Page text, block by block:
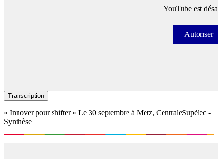
YouTube est
Autoriser
Transcription
« Innover pour shifter » Le 30 septembre à Metz, CentraleSupélec -
Synthèse